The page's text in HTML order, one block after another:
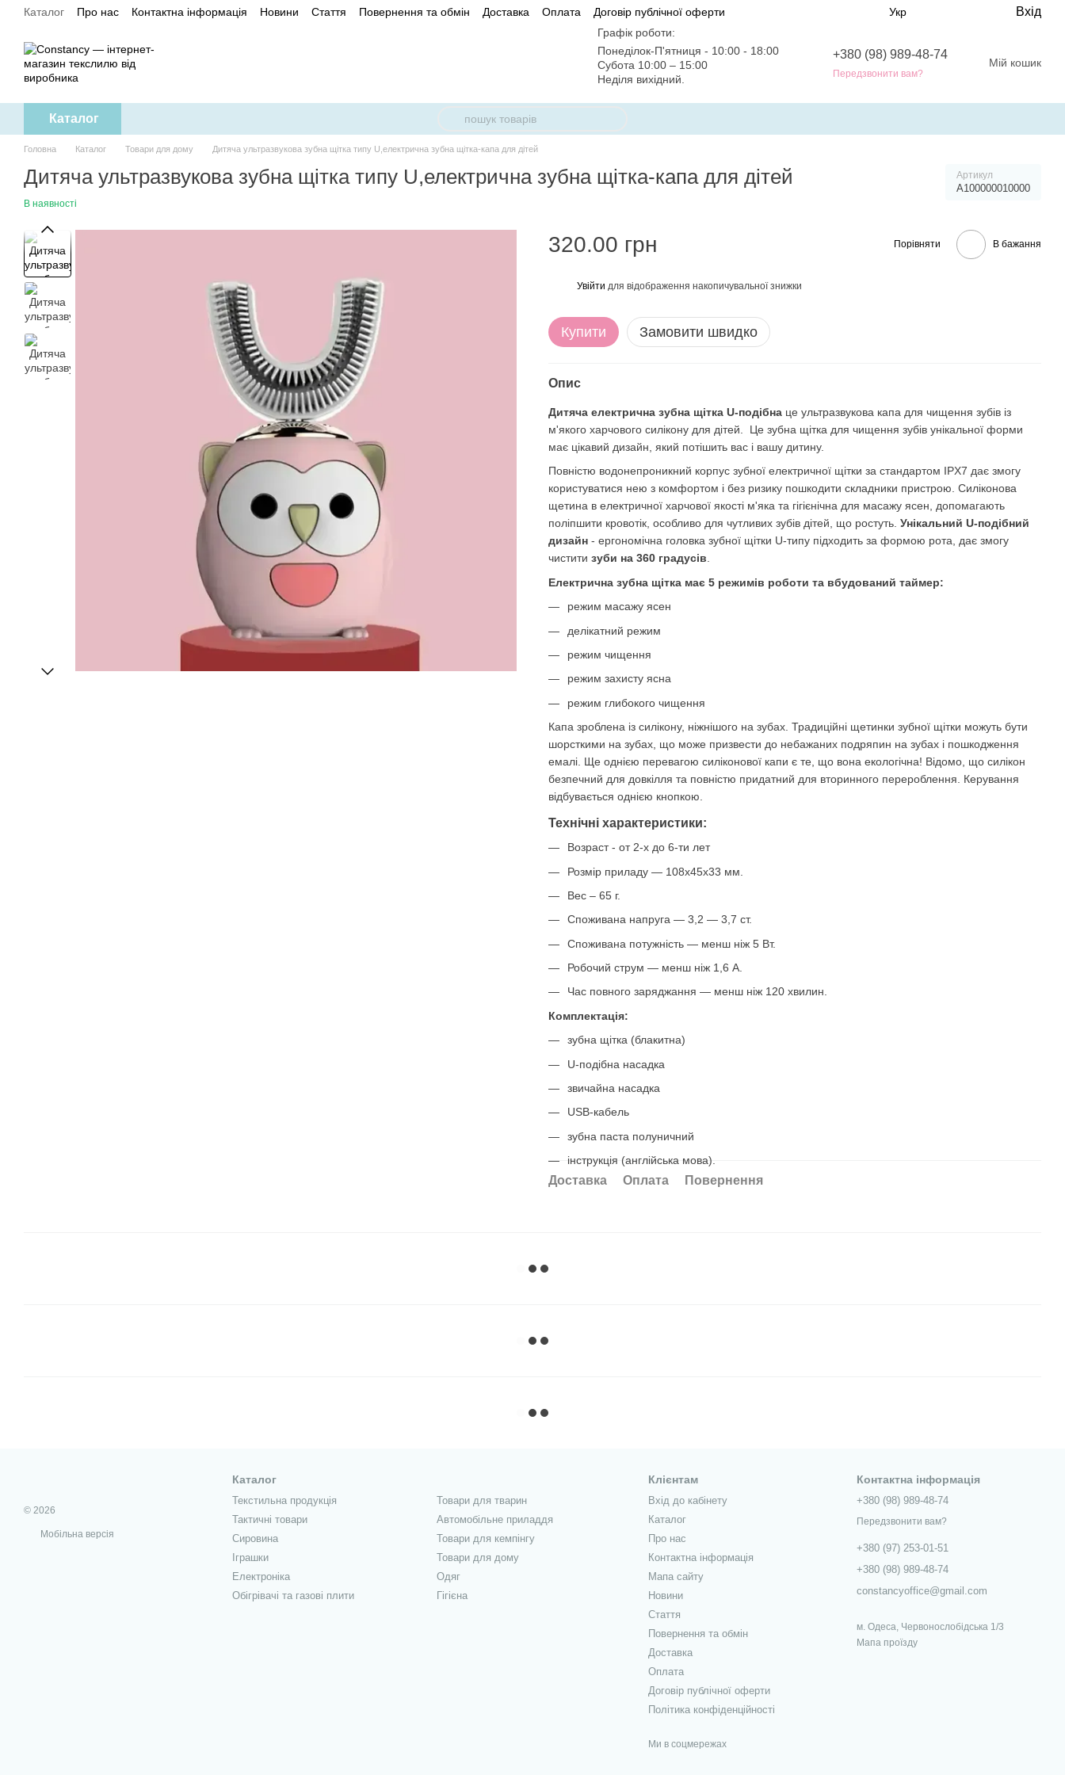
Перейти до основного контенту
Каталог Про нас Контактна інформація Новини Стаття Повернення та обмін Доставка Оплата
Договір публічної оферти
Укр Вхід
Графік роботи:
Понеділок-П'ятниця - 10:00 - 18:00
Субота 10:00 – 15:00
Неділя вихідний.
+380 (98) 989-48-74
Передзвонити вам?
Мій кошик
Каталог
Головна Каталог Товари для дому Дитяча ультразвукова зубна щітка типу U,електрична зубна щітка-капа для дітей
Дитяча ультразвукова зубна щітка типу U,електрична зубна щітка-капа для дітей Артикул
A100000010000
В наявності
320.00 грн Порівняти В бажання
Увійти для відображення накопичувальної знижки
Купити Замовити швидко
Опис
Дитяча електрична зубна щітка U-подібна це ультразвукова капа для чищення зубів із
м'якого харчового силікону для дітей. Це зубна щітка для чищення зубів унікальної форми
має цікавий дизайн, який потішить вас і вашу дитину.
Повністю водонепроникний корпус зубної електричної щітки за стандартом IPX7 дає змогу
користуватися нею з комфортом і без ризику пошкодити складники пристрою. Силіконова
щетина в електричної харчової якості м'яка та гігієнічна для масажу ясен, допомагають
поліпшити кровотік, особливо для чутливих зубів дітей, що ростуть. Унікальний U-подібний
дизайн - ергономічна головка зубної щітки U-типу підходить за формою рота, дає змогу
чистити зуби на 360 градусів.
Електрична зубна щітка має 5 режимів роботи та вбудований таймер:
режим масажу ясен
делікатний режим
режим чищення
режим захисту ясна
режим глибокого чищення
Капа зроблена із силікону, ніжнішого на зубах. Традиційні щетинки зубної щітки можуть бути
шорсткими на зубах, що може призвести до небажаних подряпин на зубах і пошкодження
емалі. Ще однією перевагою силіконової капи є те, що вона екологічна! Відомо, що силікон
безпечний для довкілля та повністю придатний для вторинного перероблення. Керування
відбувається однією кнопкою.
Технічні характеристики:
Возраст - от 2-х до 6-ти лет
Розмір приладу — 108х45х33 мм.
Вес – 65 г.
Споживана напруга — 3,2 — 3,7 ст.
Споживана потужність — менш ніж 5 Вт.
Робочий струм — менш ніж 1,6 А.
Час повного заряджання — менш ніж 120 хвилин.
Комплектація:
зубна щітка (блакитна)
U-подібна насадка
звичайна насадка
USB-кабель
зубна паста полуничний
інструкція (англійська мова).
Доставка Оплата Повернення
© 2026
Мобільна версія
Каталог
Текстильна продукція
Тактичні товари
Сировина
Іграшки
Електроніка
Обігрівачі та газові плити
Товари для тварин
Автомобільне приладдя
Товари для кемпінгу
Товари для дому
Одяг
Гігієна
Клієнтам
Вхід до кабінету
Каталог
Про нас
Контактна інформація
Мапа сайту
Новини
Стаття
Повернення та обмін
Доставка
Оплата
Договір публічної оферти
Політика конфіденційності
Ми в соцмережах
Контактна інформація
+380 (98) 989-48-74
Передзвонити вам?
+380 (97) 253-01-51
+380 (98) 989-48-74
constancyoffice@gmail.com
м. Одеса, Червонослобідська 1/3
Мапа проїзду